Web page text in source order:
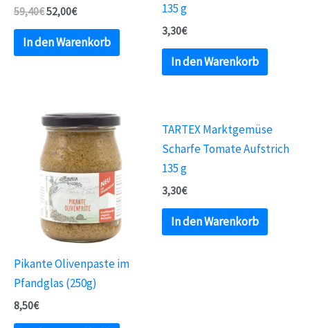
59,40€52,00€
In den Warenkorb
135 g
3,30€
In den Warenkorb
Pikante Olivenpaste im
Pfandglas (250g)
8,50€
TARTEX Marktgemüse
Scharfe Tomate Aufstrich
135 g
3,30€
In den Warenkorb